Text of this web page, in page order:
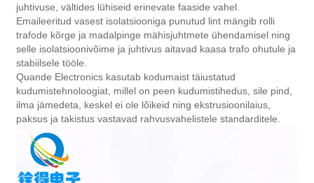
juhtivuse, vältides lühiseid erinevate faaside vahel.
Emaileeritud vasest isolatsiooniga punutud lint mängib rolli
trafode kõrge ja madalpinge mähisjuhtmete ühendamisel ning
selle isolatsioonivõime ja juhtivus aitavad kaasa trafo ohutule ja
stabiilsele tööle.
Quande Electronics kasutab kodumaist täiustatud
kudumistehnoloogiat, millel on peen kudumistihedus, sile pind,
ilma jämedeta, keskel ei ole lõikeid ning ekstrusioonilaius,
paksus ja takistus vastavad rahvusvahelistele standarditele.